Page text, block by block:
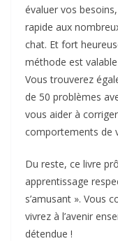
évaluer vos
rapide aux
chat. Et fort
méthode est
Vous trouverez
de 50 problèmes
vous aider à
comportements de
Du reste, ce livre
apprentissage
s’amusant ». Vous
vivrez à l’avenir
détendue !